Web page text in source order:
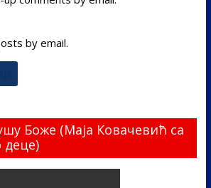
by email.
Боже (Маја Ковачевић са
деце)